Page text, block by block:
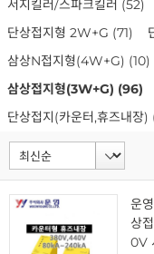
서지킬러/스파크킬러 (52)
단상접지형 2W+G (71)
삼상N접지형(4W+G) (10)
삼상접지형(3W+G) (96)
단상접지(카운터,휴즈내장)
운
상
0V